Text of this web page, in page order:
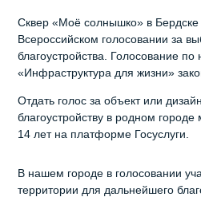
Сквер «Моё солнышко» в
Всероссийском голосовании за
благоустройства. Голосование
«Инфраструктура для жизни»
Отдать голос за объект или
благоустройству в родном
14 лет на платформе Госуслуги.
В нашем городе в голосовании
территории для дальнейшего